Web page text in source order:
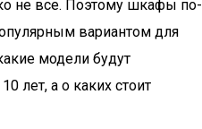
не все. Поэтому шкафы по-
вариантом для
модели будут
лет, а о каких стоит